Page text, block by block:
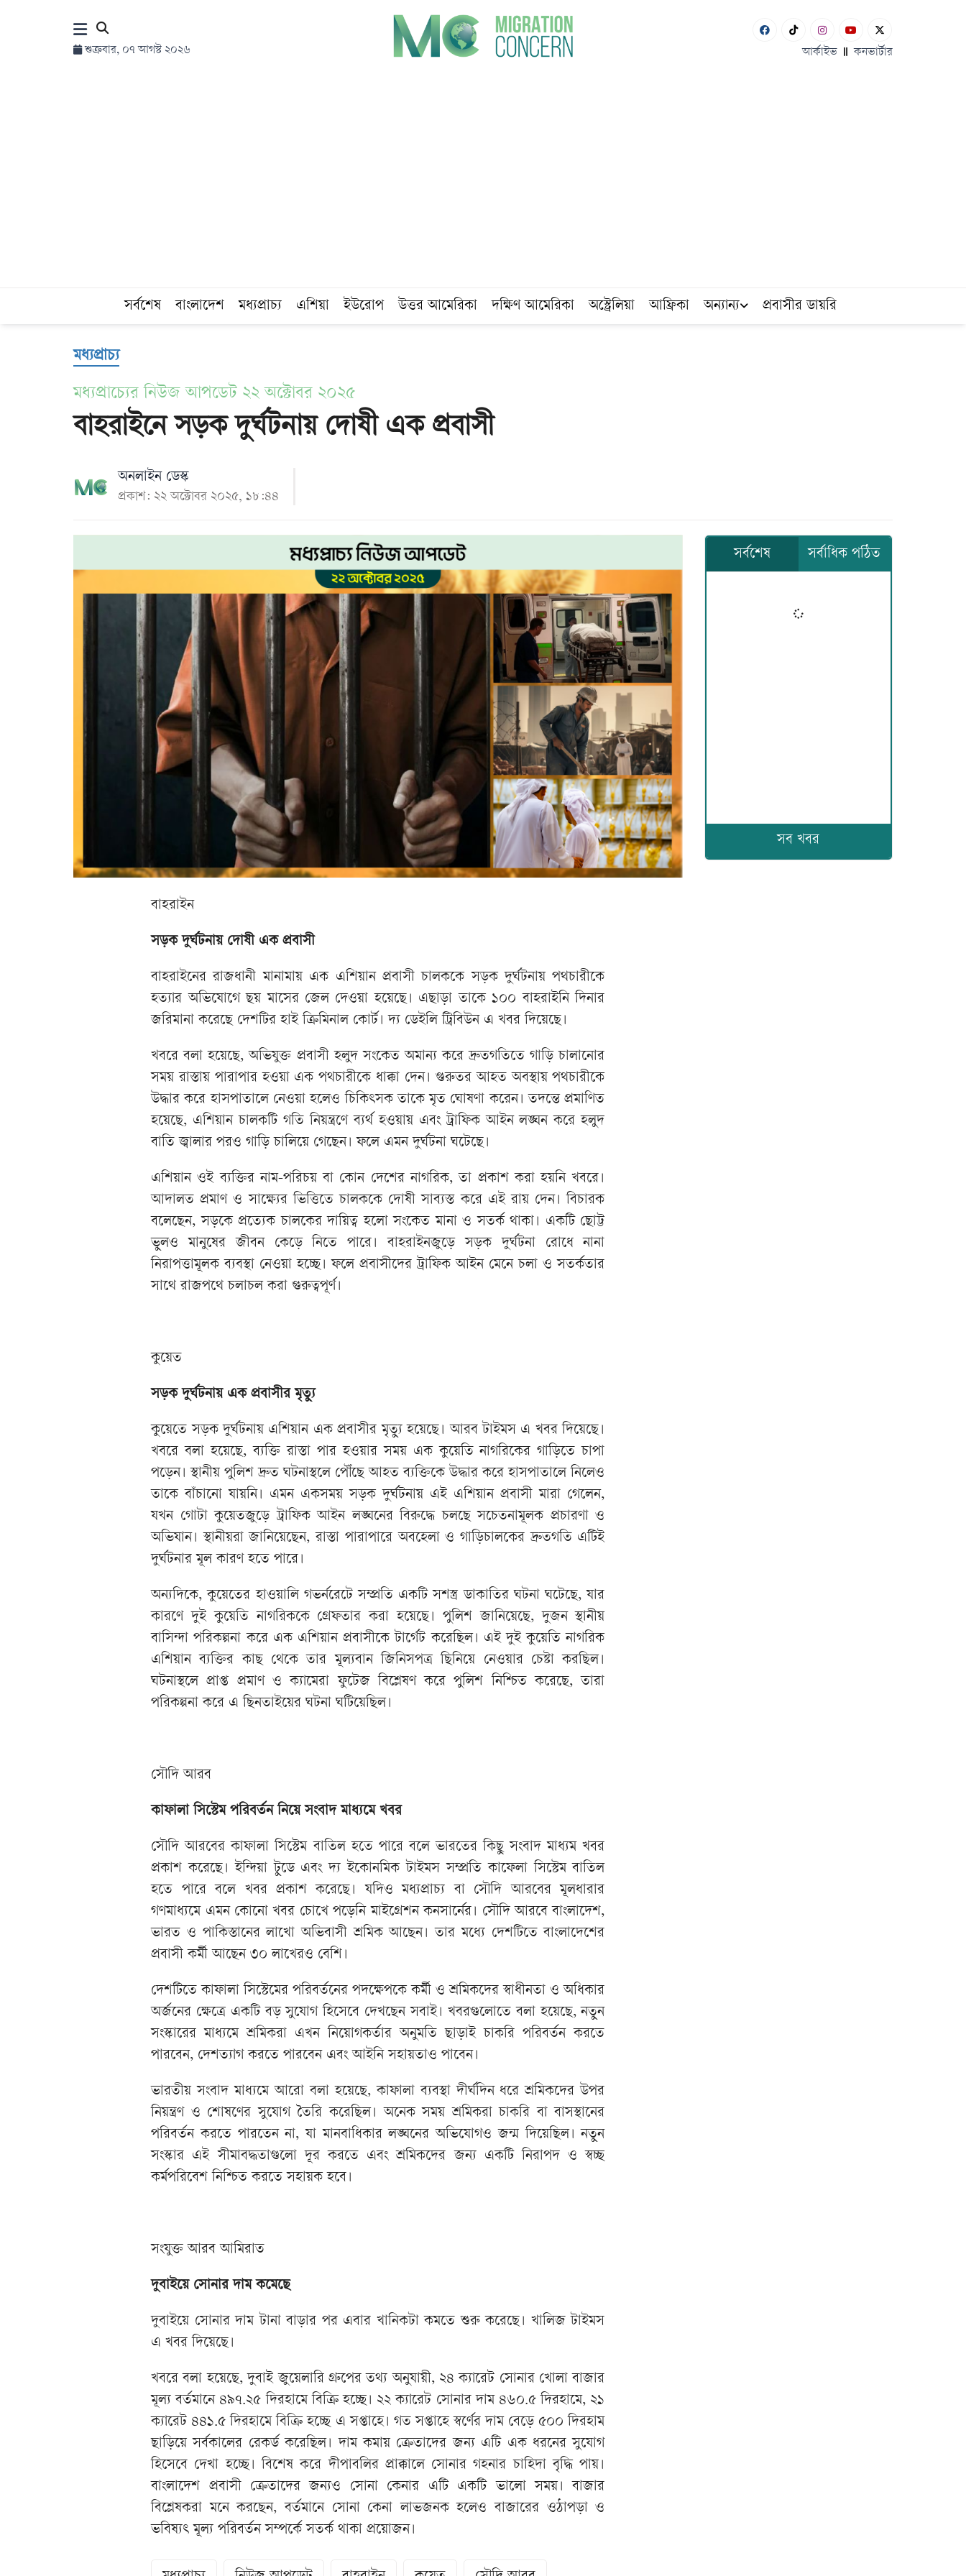
শুক্রবার, ০৭ আগস্ট ২০২৬ আর্কাইভ কনভার্টার
সর্বশেষ বাংলাদেশ মধ্যপ্রাচ্য এশিয়া ইউরোপ উত্তর আমেরিকা দক্ষিণ আমেরিকা অস্ট্রেলিয়া আফ্রিকা অন্যান্য প্রবাসীর ডায়রি
মধ্যপ্রাচ্য
মধ্যপ্রাচ্যের নিউজ আপডেট ২২ অক্টোবর ২০২৫
বাহরাইনে সড়ক দুর্ঘটনায় দোষী এক প্রবাসী
অনলাইন ডেস্ক
প্রকাশ: ২২ অক্টোবর ২০২৫, ১৮:৪৪
বাহরাইন
সড়ক দুর্ঘটনায় দোষী এক প্রবাসী
বাহরাইনের রাজধানী মানামায় এক এশিয়ান প্রবাসী চালককে সড়ক দুর্ঘটনায় পথচারীকে
হত্যার অভিযোগে ছয় মাসের জেল দেওয়া হয়েছে। এছাড়া তাকে ১০০ বাহরাইনি দিনার
জরিমানা করেছে দেশটির হাই ক্রিমিনাল কোর্ট। দ্য ডেইলি ট্রিবিউন এ খবর দিয়েছে।
খবরে বলা হয়েছে, অভিযুক্ত প্রবাসী হলুদ সংকেত অমান্য করে দ্রুতগতিতে গাড়ি চালানোর
সময় রাস্তায় পারাপার হওয়া এক পথচারীকে ধাক্কা দেন। গুরুতর আহত অবস্থায় পথচারীকে
উদ্ধার করে হাসপাতালে নেওয়া হলেও চিকিৎসক তাকে মৃত ঘোষণা করেন। তদন্তে প্রমাণিত
হয়েছে, এশিয়ান চালকটি গতি নিয়ন্ত্রণে ব্যর্থ হওয়ায় এবং ট্রাফিক আইন লঙ্ঘন করে হলুদ
বাতি জ্বালার পরও গাড়ি চালিয়ে গেছেন। ফলে এমন দুর্ঘটনা ঘটেছে।
এশিয়ান ওই ব্যক্তির নাম-পরিচয় বা কোন দেশের নাগরিক, তা প্রকাশ করা হয়নি খবরে।
আদালত প্রমাণ ও সাক্ষ্যের ভিত্তিতে চালককে দোষী সাব্যস্ত করে এই রায় দেন। বিচারক
বলেছেন, সড়কে প্রত্যেক চালকের দায়িত্ব হলো সংকেত মানা ও সতর্ক থাকা। একটি ছোট্ট
ভুলও মানুষের জীবন কেড়ে নিতে পারে। বাহরাইনজুড়ে সড়ক দুর্ঘটনা রোধে নানা
নিরাপত্তামূলক ব্যবস্থা নেওয়া হচ্ছে। ফলে প্রবাসীদের ট্রাফিক আইন মেনে চলা ও সতর্কতার
সাথে রাজপথে চলাচল করা গুরুত্বপূর্ণ।
কুয়েত
সড়ক দুর্ঘটনায় এক প্রবাসীর মৃত্যু
কুয়েতে সড়ক দুর্ঘটনায় এশিয়ান এক প্রবাসীর মৃত্যু হয়েছে। আরব টাইমস এ খবর দিয়েছে।
খবরে বলা হয়েছে, ব্যক্তি রাস্তা পার হওয়ার সময় এক কুয়েতি নাগরিকের গাড়িতে চাপা
পড়েন। স্থানীয় পুলিশ দ্রুত ঘটনাস্থলে পৌঁছে আহত ব্যক্তিকে উদ্ধার করে হাসপাতালে নিলেও
তাকে বাঁচানো যায়নি। এমন একসময় সড়ক দুর্ঘটনায় এই এশিয়ান প্রবাসী মারা গেলেন,
যখন গোটা কুয়েতজুড়ে ট্রাফিক আইন লঙ্ঘনের বিরুদ্ধে চলছে সচেতনামূলক প্রচারণা ও
অভিযান। স্থানীয়রা জানিয়েছেন, রাস্তা পারাপারে অবহেলা ও গাড়িচালকের দ্রুতগতি এটিই
দুর্ঘটনার মূল কারণ হতে পারে।
অন্যদিকে, কুয়েতের হাওয়ালি গভর্নরেটে সম্প্রতি একটি সশস্ত্র ডাকাতির ঘটনা ঘটেছে, যার
কারণে দুই কুয়েতি নাগরিককে গ্রেফতার করা হয়েছে। পুলিশ জানিয়েছে, দুজন স্থানীয়
বাসিন্দা পরিকল্পনা করে এক এশিয়ান প্রবাসীকে টার্গেট করেছিল। এই দুই কুয়েতি নাগরিক
এশিয়ান ব্যক্তির কাছ থেকে তার মূল্যবান জিনিসপত্র ছিনিয়ে নেওয়ার চেষ্টা করছিল।
ঘটনাস্থলে প্রাপ্ত প্রমাণ ও ক্যামেরা ফুটেজ বিশ্লেষণ করে পুলিশ নিশ্চিত করেছে, তারা
পরিকল্পনা করে এ ছিনতাইয়ের ঘটনা ঘটিয়েছিল।
সৌদি আরব
কাফালা সিস্টেম পরিবর্তন নিয়েসংবাদ মাধ্যমে খবর
সৌদি আরবের কাফালা সিস্টেম বাতিল হতে পারে বলে ভারতের কিছু সংবাদ মাধ্যম খবর
প্রকাশ করেছে। ইন্দিয়া টুডে এবং দ্য ইকোনমিক টাইমস সম্প্রতি কাফেলা সিস্টেম বাতিল
হতে পারে বলে খবর প্রকাশ করেছে। যদিও মধ্যপ্রাচ্য বা সৌদি আরবের মূলধারার
গণমাধ্যমে এমন কোনো খবর চোখে পড়েনি মাইগ্রেশন কনসার্নের। সৌদি আরবে বাংলাদেশ,
ভারত ও পাকিস্তানের লাখো অভিবাসী শ্রমিক আছেন। তার মধ্যে দেশটিতে বাংলাদেশের
প্রবাসী কর্মী আছেন ৩০ লাখেরও বেশি।
দেশটিতে কাফালা সিস্টেমের পরিবর্তনের পদক্ষেপকে কর্মী ও শ্রমিকদের স্বাধীনতা ও অধিকার
অর্জনের ক্ষেত্রে একটি বড় সুযোগ হিসেবে দেখছেন সবাই। খবরগুলোতে বলা হয়েছে, নতুন
সংস্কারের মাধ্যমে শ্রমিকরা এখন নিয়োগকর্তার অনুমতি ছাড়াই চাকরি পরিবর্তন করতে
পারবেন, দেশত্যাগ করতে পারবেন এবং আইনি সহায়তাও পাবেন।
ভারতীয় সংবাদ মাধ্যমে আরো বলা হয়েছে, কাফালা ব্যবস্থা দীর্ঘদিন ধরে শ্রমিকদের উপর
নিয়ন্ত্রণ ও শোষণের সুযোগ তৈরি করেছিল। অনেক সময় শ্রমিকরা চাকরি বা বাসস্থানের
পরিবর্তন করতে পারতেন না, যা মানবাধিকার লঙ্ঘনের অভিযোগও জন্ম দিয়েছিল। নতুন
সংস্কার এই সীমাবদ্ধতাগুলো দূর করতে এবং শ্রমিকদের জন্য একটি নিরাপদ ও স্বচ্ছ
কর্মপরিবেশ নিশ্চিত করতে সহায়ক হবে।
সংযুক্ত আরব আমিরাত
দুবাইয়ে সোনার দাম কমেছে
দুবাইয়ে সোনার দাম টানা বাড়ার পর এবার খানিকটা কমতে শুরু করেছে। খালিজ টাইমস
এ খবর দিয়েছে।
খবরে বলা হয়েছে, দুবাই জুয়েলারি গ্রুপের তথ্য অনুযায়ী, ২৪ ক্যারেট সোনার খোলা বাজার
মূল্য বর্তমানে ৪৯৭.২৫ দিরহামে বিক্রি হচ্ছে। ২২ ক্যারেট সোনার দাম ৪৬০.৫ দিরহামে, ২১
ক্যারেট ৪৪১.৫ দিরহামে বিক্রি হচ্ছে এ সপ্তাহে। গত সপ্তাহে স্বর্ণের দাম বেড়ে ৫০০ দিরহাম
ছাড়িয়ে সর্বকালের রেকর্ড করেছিল। দাম কমায় ক্রেতাদের জন্য এটি এক ধরনের সুযোগ
হিসেবে দেখা হচ্ছে। বিশেষ করে দীপাবলির প্রাক্কালে সোনার গহনার চাহিদা বৃদ্ধি পায়।
বাংলাদেশ প্রবাসী ক্রেতাদের জন্যও সোনা কেনার এটি একটি ভালো সময়। বাজার
বিশ্লেষকরা মনে করছেন, বর্তমানে সোনা কেনা লাভজনক হলেও বাজারের ওঠাপড়া ও
ভবিষ্যৎ মূল্য পরিবর্তন সম্পর্কে সতর্ক থাকা প্রয়োজন।
সর্বশেষ সর্বাধিক পঠিত
সব খবর